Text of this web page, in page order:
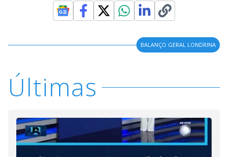
BALANÇO GERAL LONDRINA
Últimas